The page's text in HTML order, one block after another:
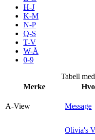
Søk
Praktisk informasjon
Ledige stillinger
H-J
K-M
N-P
Q-S
T-V
W-Å
0-9
Tabell
Merke
A-View Message
Olivia's